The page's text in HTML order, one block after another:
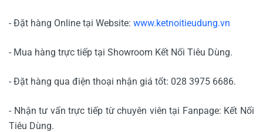
- Đặt hàng Online tại Website: www.ketnoitieudung.vn
- Mua hàng trực tiếp tại Showroom Kết Nối Tiêu Dùng.
- Đặt hàng qua điện thoại nhận giá tốt: 028 3975 6686.
- Nhận tư vấn trực tiếp từ chuyên viên tại Fanpage: Kết Nối
Tiêu Dùng.